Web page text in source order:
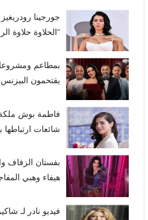
جورجينا
“الحلاوة حلاوة
بمطاعم
يقتحمون البيزنس
فاطمة بوش ملكة
شائعات ارتباطها
بفستان الزفاف
هيفاء وهبي
فيديو نادر لـ